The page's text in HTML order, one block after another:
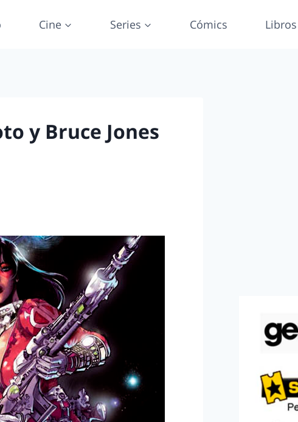
Cine Series Cómics Libros
y Bruce Jones